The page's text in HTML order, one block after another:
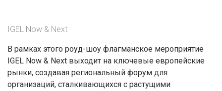
IGEL Now & Next
В рамках этого роуд-шоу флагманское мероприятие
IGEL Now & Next выходит на ключевые европейские
рынки, создавая региональный форум для
организаций, сталкивающихся с растущими